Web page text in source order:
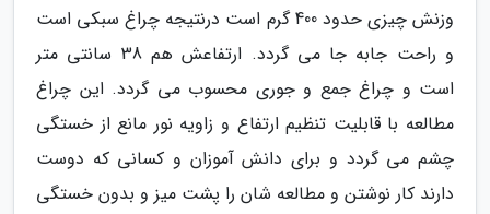
وزنش چیزی حدود 400 گرم است درنتیجه چراغ سبکی است
و راحت جابه جا می گردد. ارتفاعش هم 38 سانتی متر
است و چراغ جمع و جوری محسوب می گردد. این چراغ
مطالعه با قابلیت تنظیم ارتفاع و زاویه نور مانع از خستگی
چشم می گردد و برای دانش آموزان و کسانی که دوست
دارند کار نوشتن و مطالعه شان را پشت میز و بدون خستگی